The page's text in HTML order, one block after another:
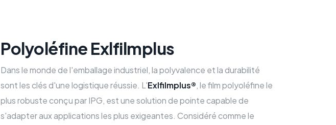
Polyoléfine Exlfilmplus
Dans le monde de l'emballage industriel, la polyvalence et la durabilité
sont les clés d'une logistique réussie. L'Exlfilmplus®, le film polyoléfine le
plus robuste conçu par IPG, est une solution de pointe capable de
s'adapter aux applications les plus exigeantes. Considéré comme le